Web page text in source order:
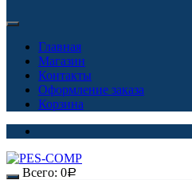
Главная
Магазин
Контакты
Оформление заказа
Корзина
Всего: 0Р